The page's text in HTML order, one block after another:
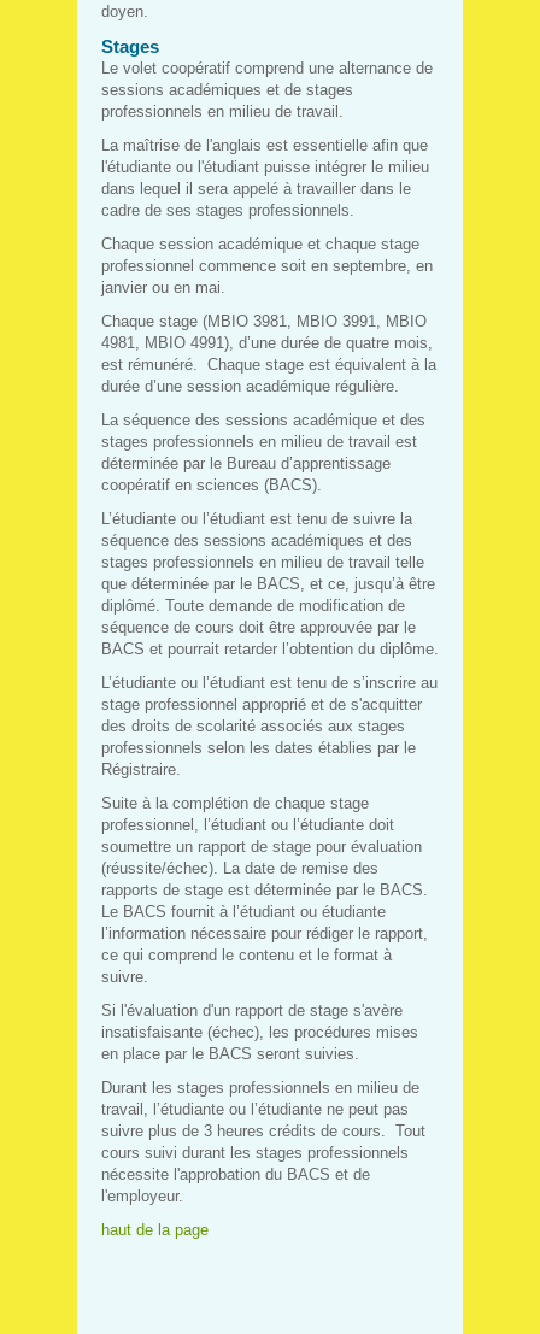
doyen.
Stages
Le volet coopératif comprend une alternance de
sessions académiques et de stages
professionnels en milieu de travail.
La maîtrise de l'anglais est essentielle afin que
l'étudiante ou l'étudiant puisse intégrer le milieu
dans lequel il sera appelé à travailler dans le
cadre de ses stages professionnels.
Chaque session académique et chaque stage
professionnel commence soit en septembre, en
janvier ou en mai.
Chaque stage (MBIO 3981, MBIO 3991, MBIO
4981, MBIO 4991), d’une durée de quatre mois,
est rémunéré. Chaque stage est équivalent à la
durée d’une session académique régulière.
La séquence des sessions académique et des
stages professionnels en milieu de travail est
déterminée par le Bureau d’apprentissage
coopératif en sciences (BACS).
L’étudiante ou l’étudiant est tenu de suivre la
séquence des sessions académiques et des
stages professionnels en milieu de travail telle
que déterminée par le BACS, et ce, jusqu’à être
diplômé. Toute demande de modification de
séquence de cours doit être approuvée par le
BACS et pourrait retarder l’obtention du diplôme.
L’étudiante ou l’étudiant est tenu de s’inscrire au
stage professionnel approprié et de s'acquitter
des droits de scolarité associés aux stages
professionnels selon les dates établies par le
Régistraire.
Suite à la complétion de chaque stage
professionnel, l’étudiant ou l’étudiante doit
soumettre un rapport de stage pour évaluation
(réussite/échec). La date de remise des
rapports de stage est déterminée par le BACS.
Le BACS fournit à l’étudiant ou étudiante
l’information nécessaire pour rédiger le rapport,
ce qui comprend le contenu et le format à
suivre.
Si l'évaluation d'un rapport de stage s'avère
insatisfaisante (échec), les procédures mises
en place par le BACS seront suivies.
Durant les stages professionnels en milieu de
travail, l’étudiante ou l’étudiante ne peut pas
suivre plus de 3 heures crédits de cours. Tout
cours suivi durant les stages professionnels
nécessite l'approbation du BACS et de
l'employeur.
haut de la page